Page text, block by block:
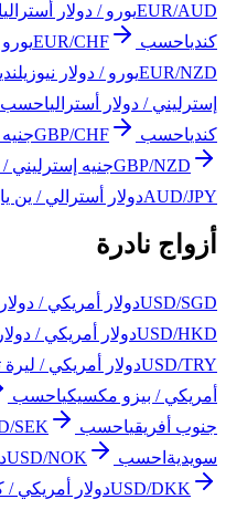
EUR/AUDيورو / دولار أسترالي
كندياحسب EUR/CHF
EUR/NZDيورو / دولار نيوزيلندي
إسترليني / دولار أسترالياحسب
كندياحسب GBP/CHF
GBP/NZDجنيه إسترليني /
AUD/JPYدولار أسترالي / ين
أزواج نادرة
USD/SGDدولار أمريكي /
USD/HKDدولار أمريكي /
USD/TRYدولار أمريكي / ليرة
أمريكي / بيزو مكسيكياحسب
جنوب أفريقياحسب SEK
سويدية احسب USD/NOK
USD/DKKدولار أمريكي /